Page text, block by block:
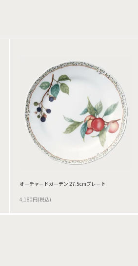
オーチャードガーデン 27.5cmプレート
4,180円(税込)